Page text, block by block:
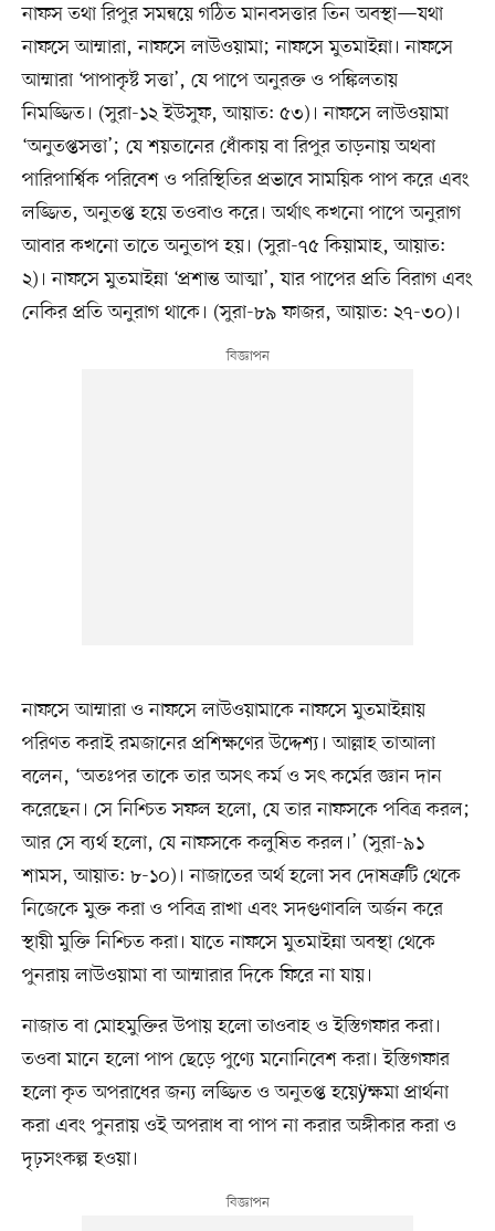
নাফস তথা রিপুর সমন্বয়ে গঠিত মানবসত্তার তিন অবস্থা—যথা
নাফসে আম্মারা, নাফসে লাউওয়ামা; নাফসে মুতমাইন্না। নাফসে
আম্মারা ‘পাপাকৃষ্ট সত্তা’, যে পাপে অনুরক্ত ও পঙ্কিলতায়
নিমজ্জিত। (সুরা-১২ ইউসুফ, আয়াত: ৫৩)। নাফসে লাউওয়ামা
‘অনুতপ্তসত্তা’; যে শয়তানের ধোঁকায় বা রিপুর তাড়নায় অথবা
পারিপার্শ্বিক পরিবেশ ও পরিস্থিতির প্রভাবে সাময়িক পাপ করে এবং
লজ্জিত, অনুতপ্ত হয়ে তওবাও করে। অর্থাৎ কখনো পাপে অনুরাগ
আবার কখনো তাতে অনুতাপ হয়। (সুরা-৭৫ কিয়ামাহ, আয়াত:
২)। নাফসে মুতমাইন্না ‘প্রশান্ত আত্মা’, যার পাপের প্রতি বিরাগ এবং
নেকির প্রতি অনুরাগ থাকে। (সুরা-৮৯ ফাজর, আয়াত: ২৭-৩০)।
নাফসে আম্মারা ও নাফসে লাউওয়ামাকে নাফসে মুতমাইন্নায়
পরিণত করাই রমজানের প্রশিক্ষণের উদ্দেশ্য। আল্লাহ তাআলা
বলেন, ‘অতঃপর তাকে তার অসৎ কর্ম ও সৎ কর্মের জ্ঞান দান
করেছেন। সে নিশ্চিত সফল হলো, যে তার নাফসকে পবিত্র করল;
আর সে ব্যর্থ হলো, যে নাফসকে কলুষিত করল।’ (সুরা-৯১
শামস, আয়াত: ৮-১০)। নাজাতের অর্থ হলো সব দোষত্রুটি থেকে
নিজেকে মুক্ত করা ও পবিত্র রাখা এবং সদগুণাবলি অর্জন করে
স্থায়ী মুক্তি নিশ্চিত করা। যাতে নাফসে মুতমাইন্না অবস্থা থেকে
পুনরায় লাউওয়ামা বা আম্মারার দিকে ফিরে না যায়।
নাজাত বা মোহমুক্তির উপায় হলো তাওবাহ ও ইস্তিগফার করা।
তওবা মানে হলো পাপ ছেড়ে পুণ্যে মনোনিবেশ করা। ইস্তিগফার
হলো কৃত অপরাধের জন্য লজ্জিত ও অনুতপ্ত হয়েÿক্ষমা প্রার্থনা
করা এবং পুনরায় ওই অপরাধ বা পাপ না করার অঙ্গীকার করা ও
দৃঢ়সংকল্প হওয়া।